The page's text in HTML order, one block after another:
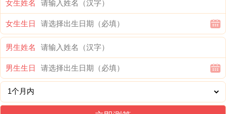
流程简约而温馨的新人！
3.阳历2026年11月4日,星期三
农历九月廿六 冲鼠（戊子）煞北。
宜：造车器、嫁娶、订盟、纳采、会亲友、
祭祀、出行、开市、立券、移徙、入宅、破
女生姓名
女生生日
男生姓名
男生生日